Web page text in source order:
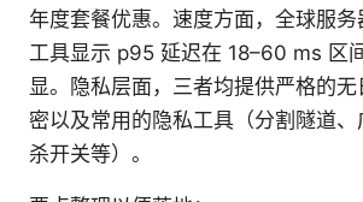
年度套餐优惠。速度方面，全球服务
工具显示 p95 延迟在 18–60 ms 区
显。隐私层面，三者均提供严格的
密以及常用的隐私工具（分割隧道、
杀开关等）。